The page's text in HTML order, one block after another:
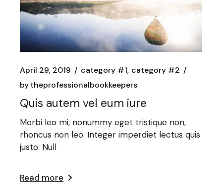
April 29, 2019 category #1 category #2
bytheprofessionalbookkeepers
Quis autem vel eum iure
Morbi leo mi, nonummy eget tristique non,
rhoncus non leo. Integer imperdiet lectus quis
justo. Null
Read more